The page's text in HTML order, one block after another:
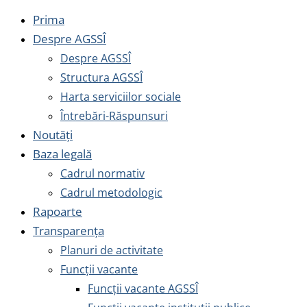
Prima
Despre AGSSÎ
Despre AGSSÎ
Structura AGSSÎ
Harta serviciilor sociale
Întrebări-Răspunsuri
Noutăți
Baza legală
Cadrul normativ
Cadrul metodologic
Rapoarte
Transparența
Planuri de activitate
Funcții vacante
Funcții vacante AGSSÎ